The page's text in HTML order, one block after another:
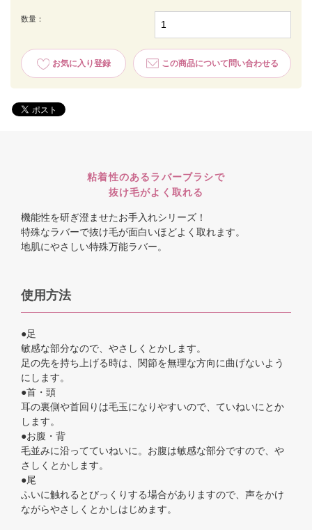
数量：
お気に入り登録 この商品について問い合わせる
粘着性のあるラバーブラシで
抜け毛がよく取れる
機能性を研ぎ澄ませたお手入れシリーズ！
特殊なラバーで抜け毛が面白いほどよく取れます。
地肌にやさしい特殊万能ラバー。
使用方法
●足
敏感な部分なので、やさしくとかします。
足の先を持ち上げる時は、関節を無理な方向に曲げないよう
にします。
●首・頭
耳の裏側や首回りは毛玉になりやすいので、ていねいにとか
します。
●お腹・背
毛並みに沿ってていねいに。お腹は敏感な部分ですので、や
さしくとかします。
●尾
ふいに触れるとびっくりする場合がありますので、声をかけ
ながらやさしくとかしはじめます。